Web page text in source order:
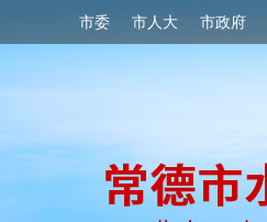
市委 市人大 市政府